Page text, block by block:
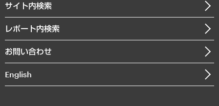
まちづくり・観光・交通・スポーツ・スマートシティ
自然資源・農林水産業・食料システム
メディア掲載・出演
沿革
組織図・本部部室紹介
インドネシア現地法人
サイト内検索
レポート内検索
お問い合わせ
English